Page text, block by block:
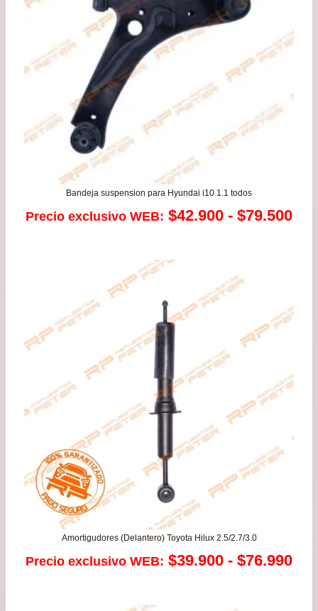
Bandeja suspension para Hyundai i10 1.1 todos
Precio exclusivo WEB: $42.900 - $79.500
Amortigudores (Delantero) Toyota Hilux 2.5/2.7/3.0
Precio exclusivo WEB: $39.900 - $76.990